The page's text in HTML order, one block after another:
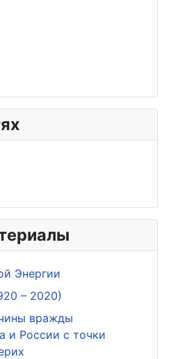
Энергии
– 2020)
вражды
и России с точки